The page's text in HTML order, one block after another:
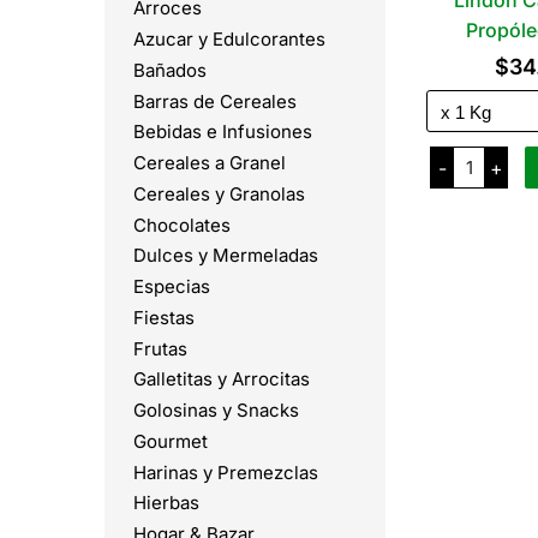
$
-
Lindon
Propóleo
+
Arroces
Azucar y Edulcorantes
Bañados
Barras de Cereales
Bebidas e Infusiones
Cereales a Granel
Cereales y Granolas
Chocolates
Dulces y Mermeladas
Especias
Fiestas
Frutas
Galletitas y Arrocitas
Golosinas y Snacks
Gourmet
Harinas y Premezclas
Hierbas